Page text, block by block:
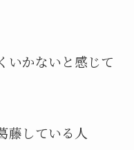
いかないと感じて
藤している人